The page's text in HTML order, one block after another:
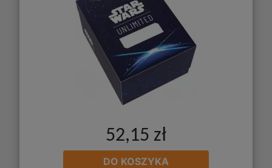
52,15 zł
DO KOSZYKA